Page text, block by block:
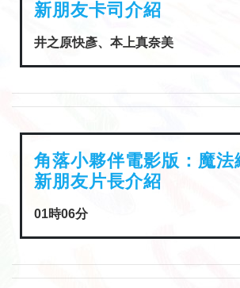
新朋友卡司介紹
井之原快彥、本上真奈美
角落小夥伴電影版：魔法
新朋友片長介紹
01時06分